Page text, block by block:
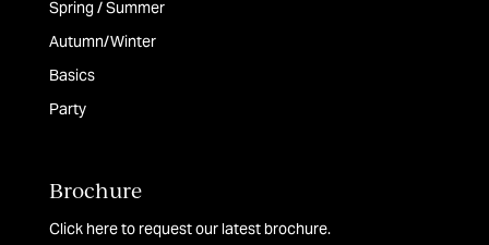
Spring / Summer
Autumn/Winter
Basics
Party
Brochure
Click here to request our latest brochure.